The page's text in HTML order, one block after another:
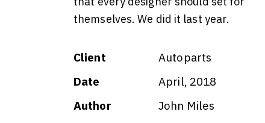
themselves. We did it last year.
Client
Autoparts
Date
April, 2018
Author
John Miles